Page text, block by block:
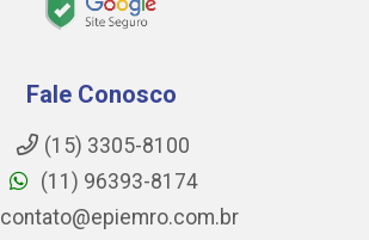
Fale Conosco
(15) 3305-8100
(11) 96393-8174
contato@epiemro.com.br